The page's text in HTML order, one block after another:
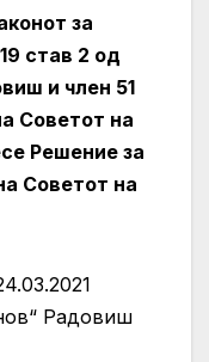
за
став 2 од
и член 51
Советот на
Решение за
Советот на
Радовиш